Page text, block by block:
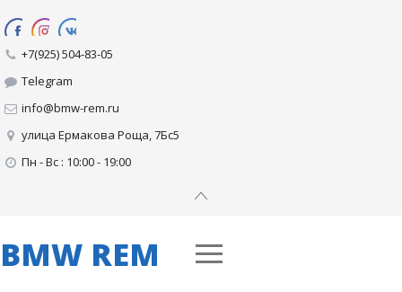
+7(925) 504-83-05
Telegram
info@bmw-rem.ru
улица Ермакова Роща, 7Бс5
Пн - Вс : 10:00 - 19:00
BMW REM